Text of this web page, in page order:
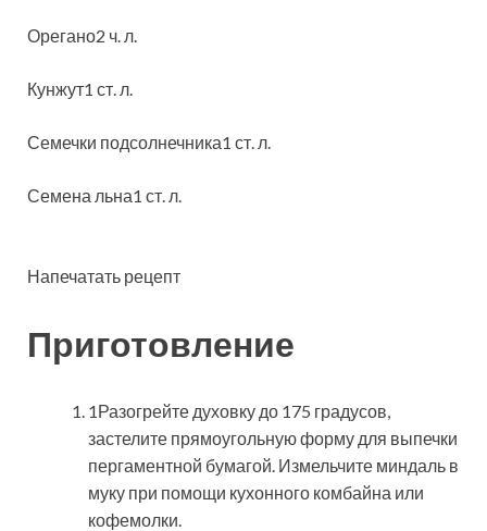
Орегано2 ч. л.
Кунжут1 ст. л.
Семечки подсолнечника1 ст. л.
Семена льна1 ст. л.
Напечатать рецепт
Приготовление
1Разогрейте духовку до 175 градусов,
застелите прямоугольную форму для выпечки
пергаментной бумагой. Измельчите миндаль в
муку при помощи кухонного комбайна или
кофемолки.